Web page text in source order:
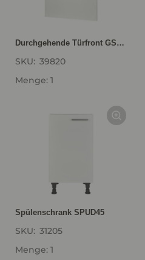
Durchgehende Türfront GSBD45-I
SKU: 39820
Menge: 1
Spülenschrank SPUD45
SKU: 31205
Menge: 1